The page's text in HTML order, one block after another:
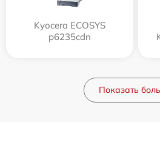
Kyocera ECOSYS
p6235cdn
Показать